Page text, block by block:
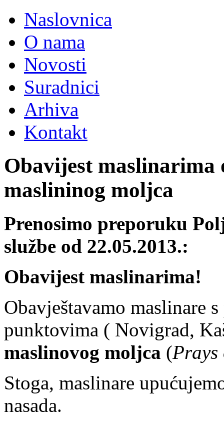
Naslovnica
O nama
Novosti
Suradnici
Arhiva
Kontakt
Obavijest maslinarima
maslininog moljca
Prenosimo preporuku
službe od 22.05.2013.:
Obavijest maslinarima!
Obavještavamo maslinare
punktovima ( Novigrad,
maslinovog moljca (Prays
Stoga, maslinare
nasada.